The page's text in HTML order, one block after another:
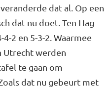
dat al. Op een
dat nu doet. Ten Hag
2 en 5-3-2. Waarmee
Utrecht werden
te gaan om
dat nu gebeurt met